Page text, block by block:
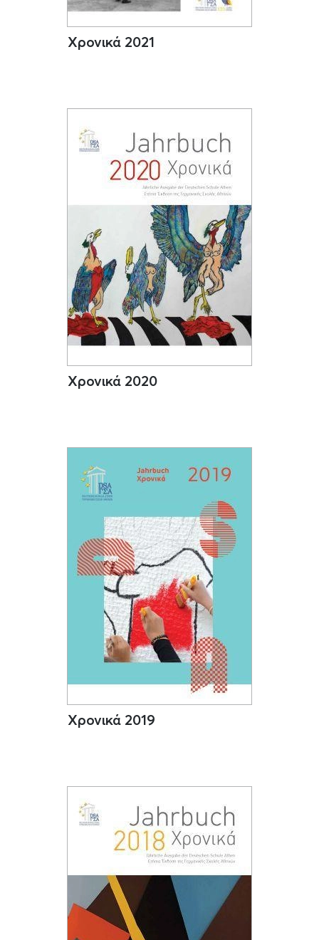
Χρονικά 2021
Χρονικά 2020
Χρονικά 2019